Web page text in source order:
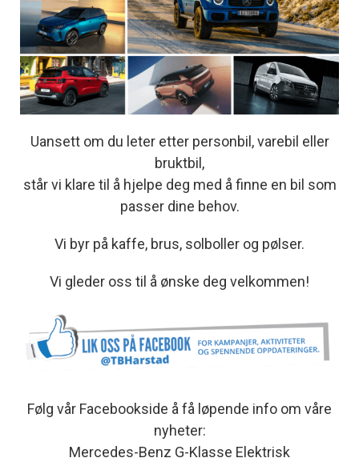
Uansett om du leter etter personbil, varebil eller
bruktbil,
står vi klare til å hjelpe deg med å finne en bil som
passer dine behov.
Vi byr på kaffe, brus, solboller og pølser.
Vi gleder oss til å ønske deg velkommen!
Følg vår Facebookside å få løpende info om våre
nyheter:
Mercedes-Benz G-Klasse Elektrisk